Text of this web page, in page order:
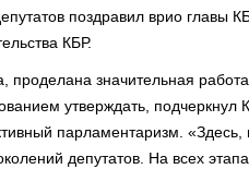
поздравил врио главы
КБР.
проделана значительная
утверждать, подчеркнул
парламентаризм. «Здесь,
депутатов. На всех